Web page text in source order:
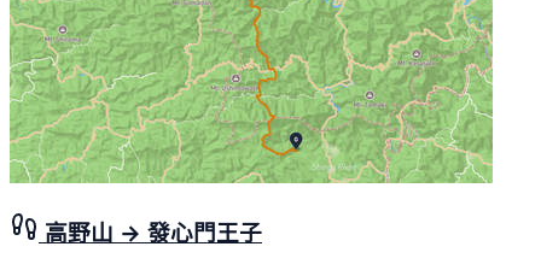
高野山 → 發心門王子